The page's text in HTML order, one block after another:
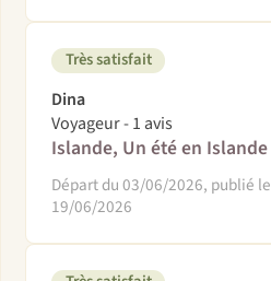
Très satisfait
Dina
Voyageur - 1 avis
Islande, Un été en Islande
Départ du 03/06/2026, publié le
19/06/2026